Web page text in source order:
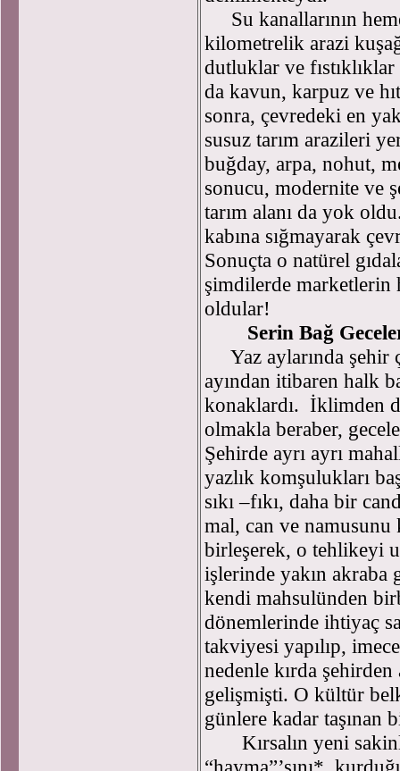
Su kanallarının
kilometrelik arazi
dutluklar ve
da kavun, karpuz ve
sonra, çevredeki en
susuz tarım arazileri
buğday, arpa, nohut,
sonucu, modernite ve
tarım alanı da yok
kabına sığmayarak
Sonuçta o natürel
şimdilerde marketlerin
oldular!
Serin Bağ
Yaz aylarında şehir
ayından itibaren halk
konaklardı. İklimden
olmakla beraber,
Şehirde ayrı ayrı
yazlık komşulukları
sıkı –fıkı, daha bir
mal, can ve namusunu
birleşerek, o tehlikeyi
işlerinde yakın akraba
kendi mahsulünden
dönemlerinde ihtiyaç
takviyesi yapılıp,
nedenle kırda
gelişmişti. O kültür
günlere kadar taşınan
Kırsalın yeni